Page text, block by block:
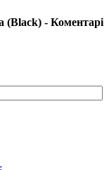
(Black) - Коментарі